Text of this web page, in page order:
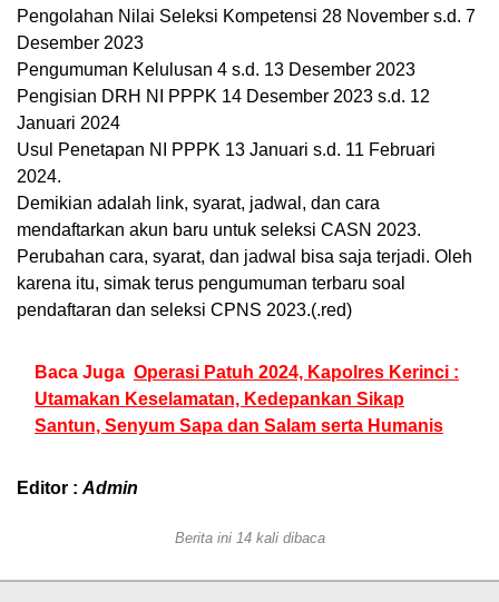
Pengolahan Nilai Seleksi Kompetensi 28 November s.d. 7
Desember 2023
Pengumuman Kelulusan 4 s.d. 13 Desember 2023
Pengisian DRH NI PPPK 14 Desember 2023 s.d. 12
Januari 2024
Usul Penetapan NI PPPK 13 Januari s.d. 11 Februari
2024.
Demikian adalah link, syarat, jadwal, dan cara
mendaftarkan akun baru untuk seleksi CASN 2023.
Perubahan cara, syarat, dan jadwal bisa saja terjadi. Oleh
karena itu, simak terus pengumuman terbaru soal
pendaftaran dan seleksi CPNS 2023.(.red)
Baca Juga Operasi Patuh 2024, Kapolres Kerinci :
Utamakan Keselamatan, Kedepankan Sikap
Santun, Senyum Sapa dan Salam serta Humanis
Editor : Admin
Berita ini 14 kali dibaca